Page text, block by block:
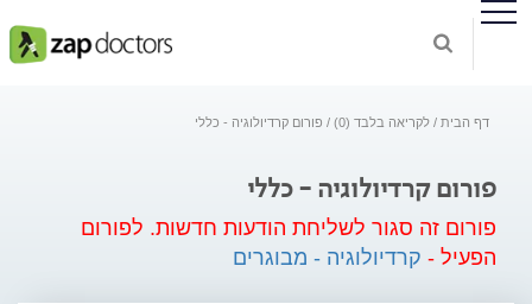
דף הבית לקריאה בלבד (0) פורום קרדיולוגיה - כללי
פורום קרדיולוגיה - כללי
פורום זה סגור לשליחת הודעות חדשות. לפורום
הפעיל - קרדיולוגיה - מבוגרים